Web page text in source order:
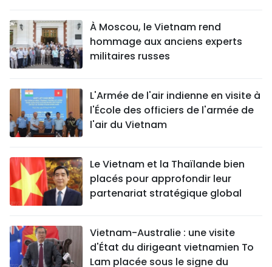
À Moscou, le Vietnam rend
hommage aux anciens experts
militaires russes
L'Armée de l'air indienne en visite à
l'École des officiers de l'armée de
l'air du Vietnam
Le Vietnam et la Thaïlande bien
placés pour approfondir leur
partenariat stratégique global
Vietnam-Australie : une visite
d'État du dirigeant vietnamien To
Lam placée sous le signe du